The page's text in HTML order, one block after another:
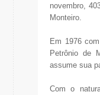
novembro,
Monteiro.
Em 1976
Petrônio de
assume sua
Com o